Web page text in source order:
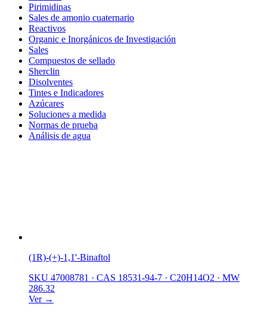
Pirimidinas
Sales de amonio cuaternario
Reactivos
Organic e Inorgánicos de Investigación
Sales
Compuestos de sellado
Sherclin
Disolventes
Tintes e Indicadores
Azúcares
Soluciones a medida
Normas de prueba
Análisis de agua
(1R)-(+)-1,1'-Binaftol
SKU 47008781 · CAS 18531-94-7 · C20H14O2 · MW
286.32
Ver →